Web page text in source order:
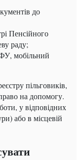
до
Пенсійного
раду;
мобільний
пільговиків,
на допомогу.
у відповідних
або в місцевій